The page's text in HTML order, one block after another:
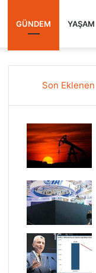
GÜNDEM YAŞAM
Son Eklenen